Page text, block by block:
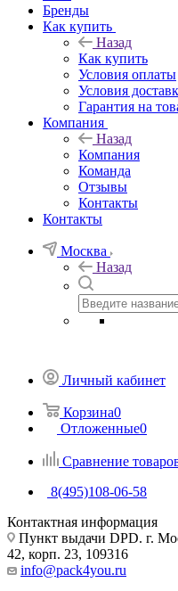
Бренды
Как купить
Назад
Как купить
Условия оплаты
Условия
Гарантия на
Компания
Назад
Компания
Команда
Отзывы
Контакты
Контакты
Москва
Назад
Личный кабинет
Корзина0
Отложенные0
Сравнение
8(495)108-06-58
Контактная информация
Пункт выдачи DPD. г.
42, корп. 23, 109316
info@pack4you.ru